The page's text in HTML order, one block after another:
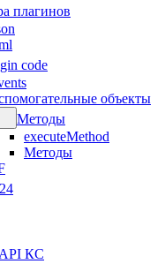
плагинов
code
объекты
Методы
executeMethod
Методы
API КС